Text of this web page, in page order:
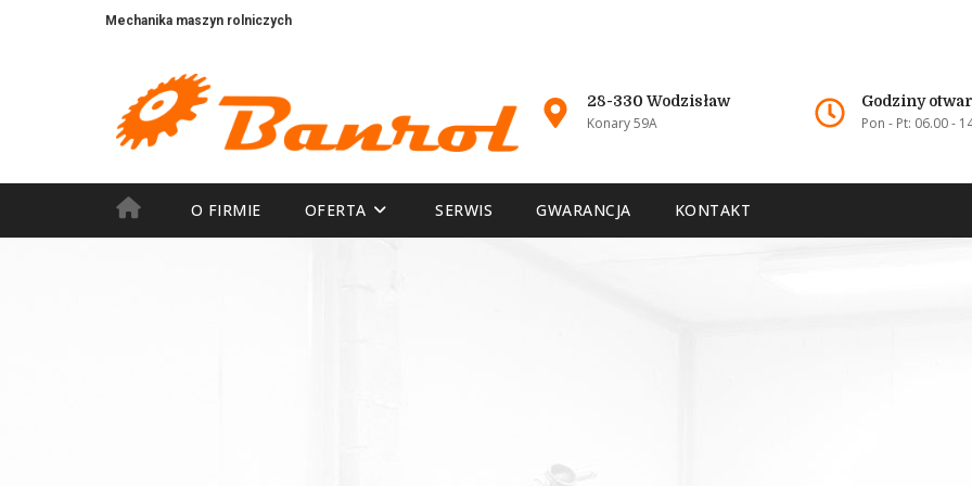
Producent kosiarek rotacyjnych Banrol
Mechanika maszyn rolniczych
28-330 Wodzisław
Konary 59A
Godziny
Pon - Pt: 06.00 -
O FIRMIE OFERTA SERWIS GWARANCJA KONTAKT